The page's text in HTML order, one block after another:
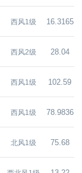
西风1级 16.3165
西风2级 28.04
西风1级 102.59
西风1级 78.9836
北风1级 75.68